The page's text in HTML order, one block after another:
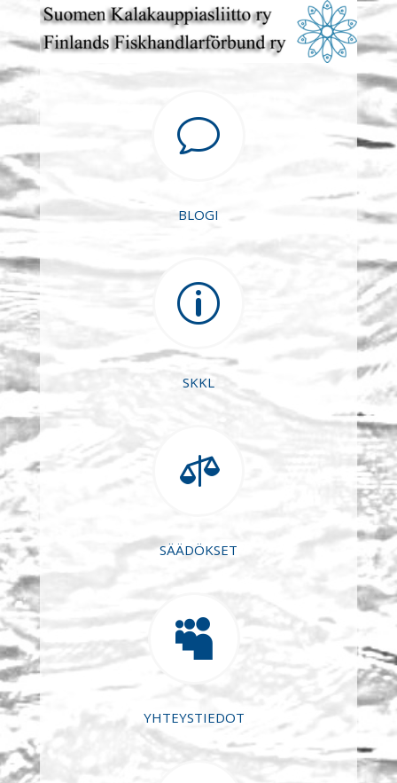
v
BLOGI
p
SKKL

SÄÄDÖKSET

YHTEYSTIEDOT